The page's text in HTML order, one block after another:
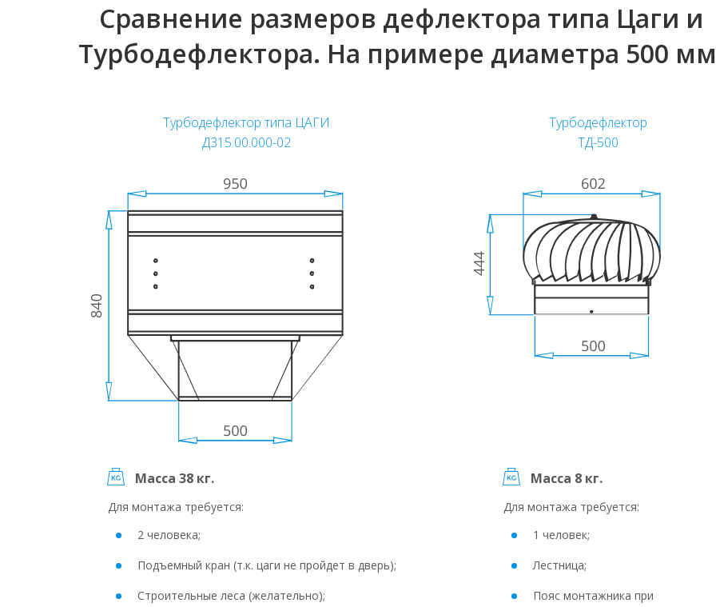
Сравнение размеров дефлектора типа Цаги и
Турбодефлектора. На примере диаметра 500
Турбодефлектор типа ЦАГИ
Д315.00.000-02
Турбодефлектор
ТД-500
Масса 38 кг.
Для монтажа требуется:
2 человека;
Подъемный кран (т.к. цаги не пройдет в дверь);
Строительные леса (желательно);
Масса 8 кг.
Для монтажа требуется:
1 человек;
Лестница;
Пояс монтажника при